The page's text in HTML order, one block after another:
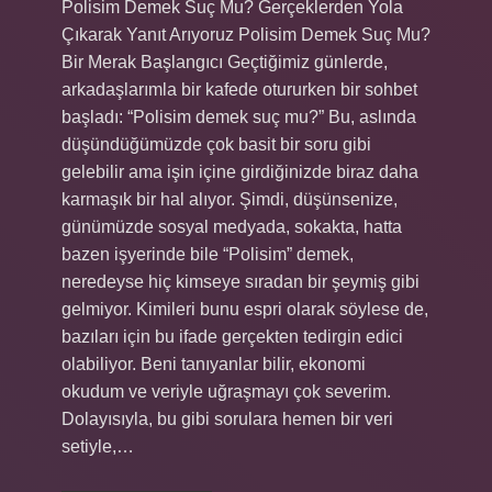
Polisim Demek Suç Mu? Gerçeklerden Yola
Çıkarak Yanıt Arıyoruz Polisim Demek Suç Mu?
Bir Merak Başlangıcı Geçtiğimiz günlerde,
arkadaşlarımla bir kafede otururken bir sohbet
başladı: “Polisim demek suç mu?” Bu, aslında
düşündüğümüzde çok basit bir soru gibi
gelebilir ama işin içine girdiğinizde biraz daha
karmaşık bir hal alıyor. Şimdi, düşünsenize,
günümüzde sosyal medyada, sokakta, hatta
bazen işyerinde bile “Polisim” demek,
neredeyse hiç kimseye sıradan bir şeymiş gibi
gelmiyor. Kimileri bunu espri olarak söylese de,
bazıları için bu ifade gerçekten tedirgin edici
olabiliyor. Beni tanıyanlar bilir, ekonomi
okudum ve veriyle uğraşmayı çok severim.
Dolayısıyla, bu gibi sorulara hemen bir veri
setiyle,…